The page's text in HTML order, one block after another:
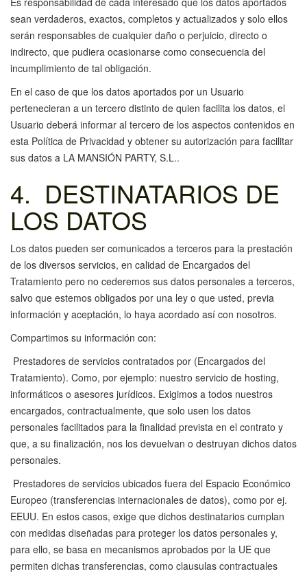
sean verdaderos, exactos, completos y actualizados y solo ellos
serán responsables de cualquier daño o perjuicio, directo o
indirecto, que pudiera ocasionarse como consecuencia del
incumplimiento de tal obligación.
En el caso de que los datos aportados por un Usuario
pertenecieran a un tercero distinto de quien facilita los datos, el
Usuario deberá informar al tercero de los aspectos contenidos en
esta Política de Privacidad y obtener su autorización para facilitar
sus datos a LA MANSIÓN PARTY, S.L..
4. DESTINATARIOS DE
LOS DATOS
Los datos pueden ser comunicados a terceros para la prestación
de los diversos servicios, en calidad de Encargados del
Tratamiento pero no cederemos sus datos personales a terceros,
salvo que estemos obligados por una ley o que usted, previa
información y aceptación, lo haya acordado así con nosotros.
Compartimos su información con:
Prestadores de servicios contratados por (Encargados del
Tratamiento). Como, por ejemplo: nuestro servicio de hosting,
informáticos o asesores jurídicos. Exigimos a todos nuestros
encargados, contractualmente, que solo usen los datos
personales facilitados para la finalidad prevista en el contrato y
que, a su finalización, nos los devuelvan o destruyan dichos datos
personales.
Prestadores de servicios ubicados fuera del Espacio Económico
Europeo (transferencias internacionales de datos), como por ej.
EEUU. En estos casos, exige que dichos destinatarios cumplan
con medidas diseñadas para proteger los datos personales y,
para ello, se basa en mecanismos aprobados por la UE que
permiten dichas transferencias, como clausulas contractuales